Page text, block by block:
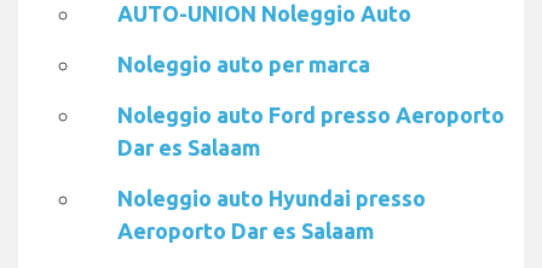
AUTO-UNION Noleggio Auto
Noleggio auto per marca
Noleggio auto Ford presso Aeroporto
Dar es Salaam
Noleggio auto Hyundai presso
Aeroporto Dar es Salaam